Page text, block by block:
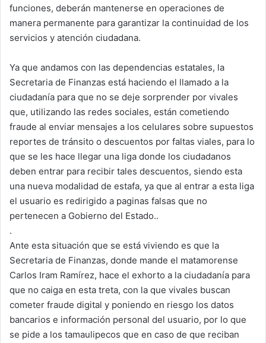
funciones, deberán mantenerse en operaciones de
manera permanente para garantizar la continuidad de los
servicios y atención ciudadana.
Ya que andamos con las dependencias estatales, la
Secretaria de Finanzas está haciendo el llamado a la
ciudadanía para que no se deje sorprender por vivales
que, utilizando las redes sociales, están cometiendo
fraude al enviar mensajes a los celulares sobre supuestos
reportes de tránsito o descuentos por faltas viales, para lo
que se les hace llegar una liga donde los ciudadanos
deben entrar para recibir tales descuentos, siendo esta
una nueva modalidad de estafa, ya que al entrar a esta liga
el usuario es redirigido a paginas falsas que no
pertenecen a Gobierno del Estado..
.
Ante esta situación que se está viviendo es que la
Secretaria de Finanzas, donde mande el matamorense
Carlos Iram Ramírez, hace el exhorto a la ciudadanía para
que no caiga en esta treta, con la que vivales buscan
cometer fraude digital y poniendo en riesgo los datos
bancarios e información personal del usuario, por lo que
se pide a los tamaulipecos que en caso de que reciban